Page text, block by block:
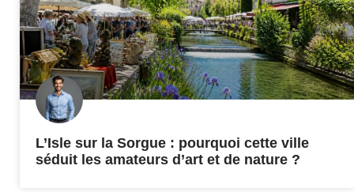
L’Isle sur la Sorgue : pourquoi cette ville
séduit les amateurs d’art et de nature ?